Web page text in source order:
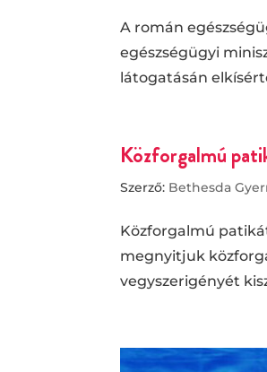
A román
egészségügyi
látogatásán
Közforgalmú
Szerző: Bethesda
Közforgalmú
megnyitjuk
vegyszerigényét